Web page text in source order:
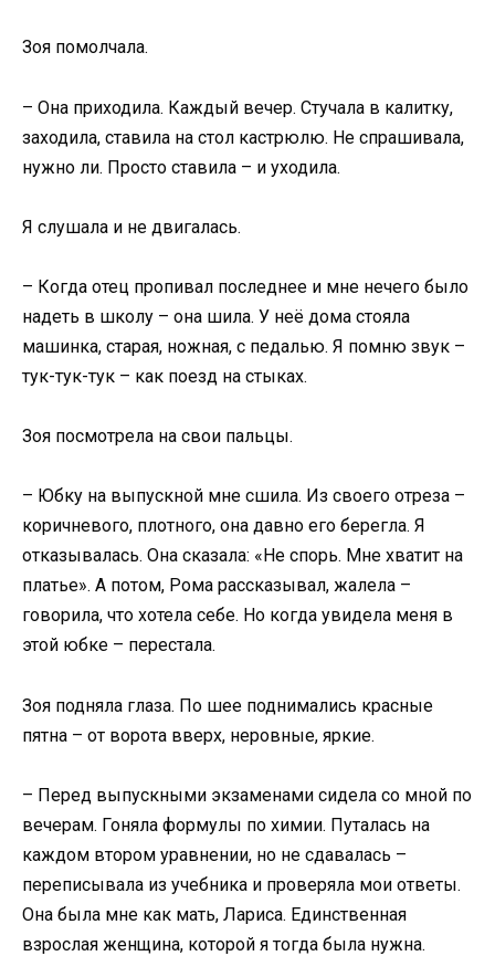
Зоя помолчала.
– Она приходила. Каждый вечер. Стучала в калитку,
заходила, ставила на стол кастрюлю. Не спрашивала,
нужно ли. Просто ставила – и уходила.
Я слушала и не двигалась.
– Когда отец пропивал последнее и мне нечего было
надеть в школу – она шила. У неё дома стояла
машинка, старая, ножная, с педалью. Я помню звук –
тук-тук-тук – как поезд на стыках.
Зоя посмотрела на свои пальцы.
– Юбку на выпускной мне сшила. Из своего отреза –
коричневого, плотного, она давно его берегла. Я
отказывалась. Она сказала: «Не спорь. Мне хватит на
платье». А потом, Рома рассказывал, жалела –
говорила, что хотела себе. Но когда увидела меня в
этой юбке – перестала.
Зоя подняла глаза. По шее поднимались красные
пятна – от ворота вверх, неровные, яркие.
– Перед выпускными экзаменами сидела со мной по
вечерам. Гоняла формулы по химии. Путалась на
каждом втором уравнении, но не сдавалась –
переписывала из учебника и проверяла мои ответы.
Она была мне как мать, Лариса. Единственная
взрослая женщина, которой я тогда была нужна.